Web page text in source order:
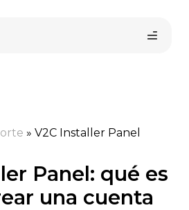
» V2C Installer Panel
Panel: qué es
una cuenta